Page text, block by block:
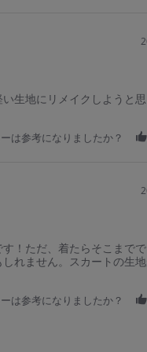
生地にリメイクしようと
は参考になりましたか？
！ただ、着たらそこまで
れません。スカートの生
は参考になりましたか？